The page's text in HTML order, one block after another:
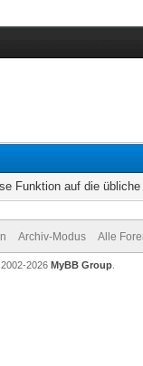
Funktion auf die
Archiv-Modus Alle
2002-2026 MyBB Group